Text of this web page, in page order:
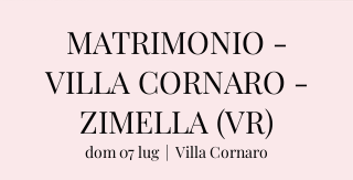
MATRIMONIO -
VILLA CORNARO -
ZIMELLA (VR)
dom 07 lug
  |
Villa Cornaro